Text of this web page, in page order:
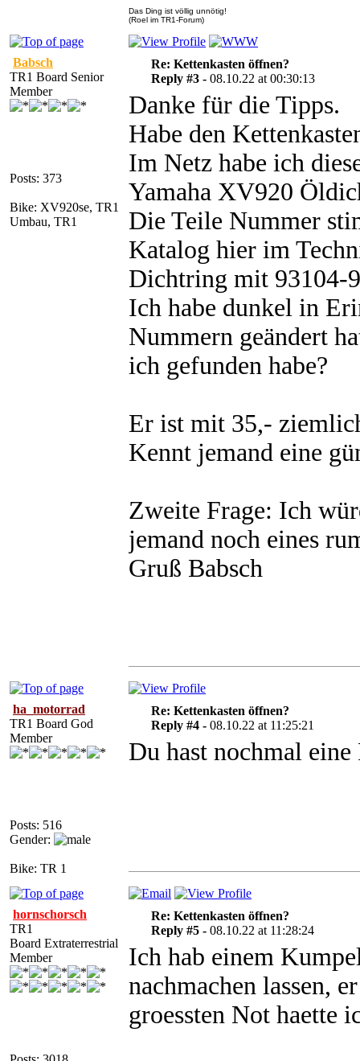
Das Ding ist völlig unnötig!
(Roel im TR1-Forum)
Babsch
TR1 Board Senior
Member
Posts: 373
Bike: XV920se, TR1
Umbau, TR1
Re: Kettenkasten öffnen?
Reply #3 - 08.10.22 at 00:30:13
Danke für die Tipps.
Habe den
Im Netz habe ich
Yamaha XV920
Die Teile Nummer
Katalog hier im
Dichtring mit 93104-
Ich habe dunkel in
Nummern geändert
ich gefunden habe?
Er ist mit 35,-
Kennt jemand eine
Zweite Frage: Ich
jemand noch eines
Gruß Babsch
ha_motorrad
TR1 Board God
Member
Posts: 516
Gender:
Bike: TR 1
Re: Kettenkasten öffnen?
Reply #4 - 08.10.22 at 11:25:21
Du hast nochmal eine
hornschorsch
TR1
Board Extraterrestrial
Member
Re: Kettenkasten öffnen?
Reply #5 - 08.10.22 at 11:28:24
Ich hab einem
nachmachen lassen,
groessten Not haette